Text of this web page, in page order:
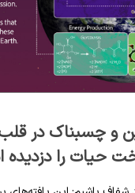
و چسبناک در قلب
حیات را